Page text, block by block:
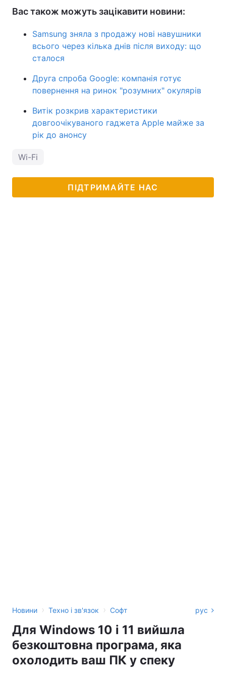
Вас також можуть зацікавити новини:
Samsung зняла з продажу нові навушники
всього через кілька днів після виходу: що
сталося
Друга спроба Google: компанія готує
повернення на ринок "розумних" окулярів
Витік розкрив характеристики
довгоочікуваного гаджета Apple майже за
рік до анонсу
Wi-Fi
ПІДТРИМАЙТЕ НАС
Новини › Техно і зв'язок › Софт рус
Для Windows 10 і 11 вийшла
безкоштовна програма, яка
охолодить ваш ПК у спеку